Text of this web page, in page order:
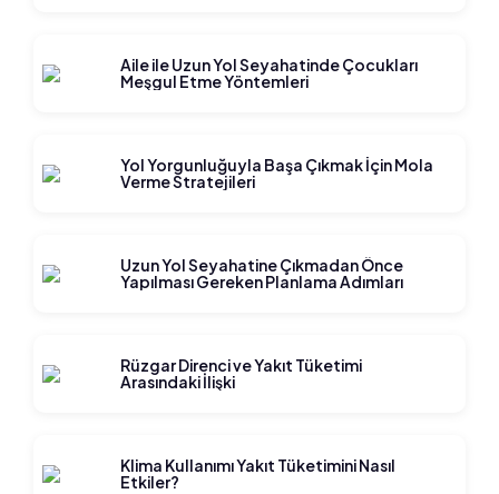
Aile ile Uzun Yol Seyahatinde Çocukları
Meşgul Etme Yöntemleri
Yol Yorgunluğuyla Başa Çıkmak İçin Mola
Verme Stratejileri
Uzun Yol Seyahatine Çıkmadan Önce
Yapılması Gereken Planlama Adımları
Rüzgar Direnci ve Yakıt Tüketimi
Arasındaki İlişki
Klima Kullanımı Yakıt Tüketimini Nasıl
Etkiler?